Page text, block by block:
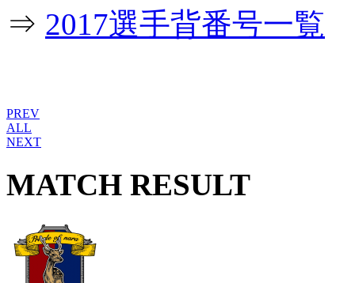
⇒ 2017選手背番号一覧
PREV
ALL
NEXT
MATCH RESULT